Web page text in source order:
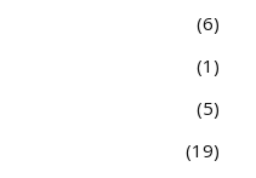
6
1
5
19